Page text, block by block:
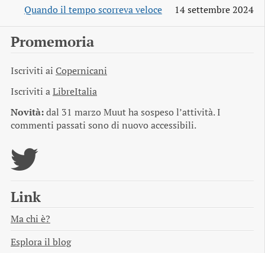
Quando il tempo scorreva veloce 14 settembre 2024
Promemoria
Iscriviti ai Copernicani
Iscriviti aLibreItalia
Novità:dal 31 marzo Muut ha sospeso l’attività. I
commenti passati sono di nuovo accessibili.
Link
Ma chi è?
Esplora il blog